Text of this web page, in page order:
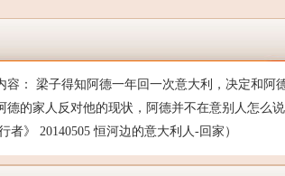
容： 梁子得知阿德一年回一次意大利，决定和阿
德的家人反对他的现状，阿德并不在意别人怎么
者》 20140505 恒河边的意大利人-回家）